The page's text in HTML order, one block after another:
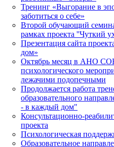
Тренинг «Выгорание в
заботиться о себе»
Второй обучающий
рамках проекта ''Чуткий
Презентация сайта
дом»
Октябрь месяц в АНО
психологического
лежачими подопечными
Продолжается работа
образовательного
- в каждый дом"
Консультационно-
проекта
Психологическая
Образовательное